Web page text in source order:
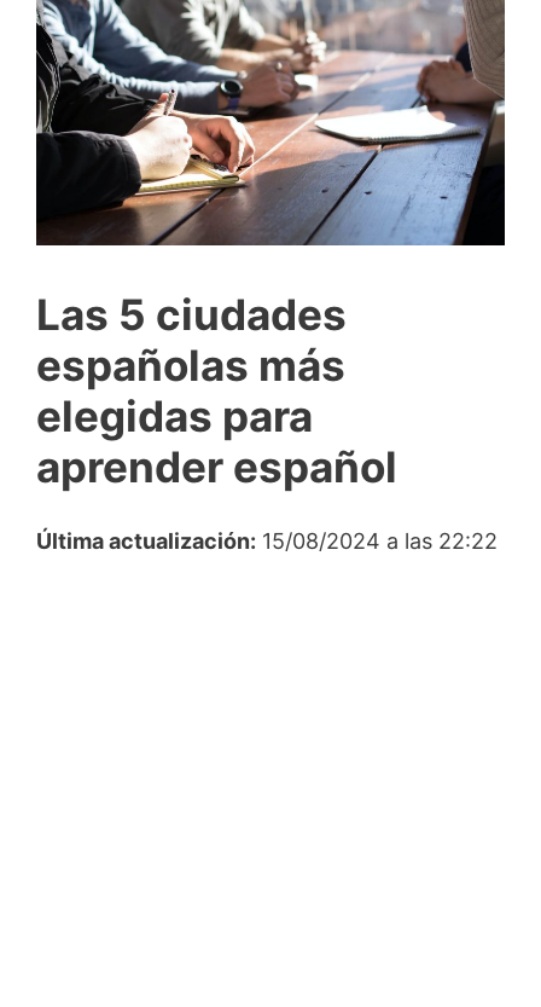
Las 5 ciudades
españolas más
elegidas para
aprender español
Última actualización: 15/08/2024 a las 22:22